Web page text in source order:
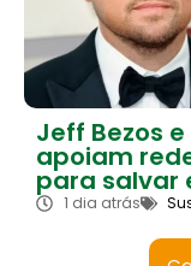
Jeff Bezos
apoiam
para salvar
1 dia atrás